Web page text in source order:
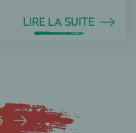
LIRE LA SUITE